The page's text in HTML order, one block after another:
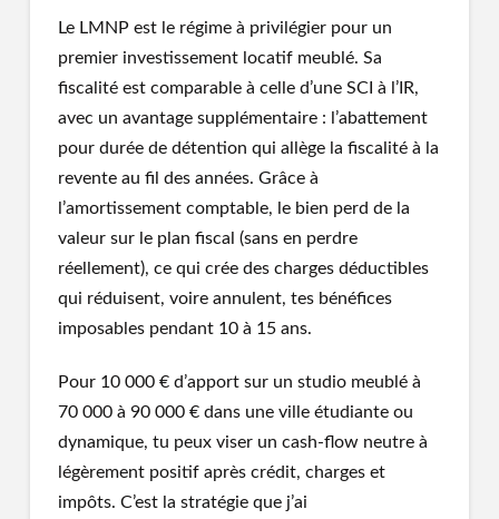
Le LMNP est le régime à privilégier pour un
premier investissement locatif meublé. Sa
fiscalité est comparable à celle d’une SCI à l’IR,
avec un avantage supplémentaire : l’abattement
pour durée de détention qui allège la fiscalité à la
revente au fil des années. Grâce à
l’amortissement comptable, le bien perd de la
valeur sur le plan fiscal (sans en perdre
réellement), ce qui crée des charges déductibles
qui réduisent, voire annulent, tes bénéfices
imposables pendant 10 à 15 ans.
Pour 10 000 € d’apport sur un studio meublé à
70 000 à 90 000 € dans une ville étudiante ou
dynamique, tu peux viser un cash-flow neutre à
légèrement positif après crédit, charges et
impôts. C’est la stratégie que j’ai